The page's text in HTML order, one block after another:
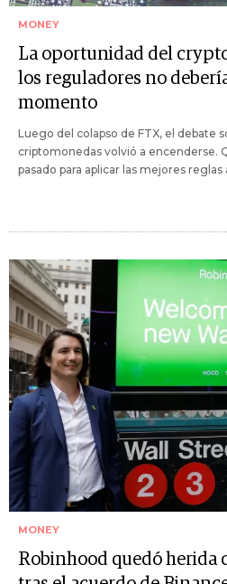
MONEY
La oportunidad del
los reguladores no
momento
Luego del colapso de FTX, el debate
criptomonedas volvió a encenderse.
pasado para aplicar las mejores reglas
MONEY
Robinhood quedó herida